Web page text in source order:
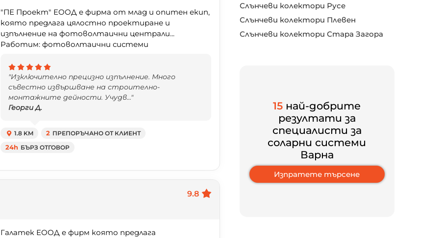
"ПЕ Проект" ЕООД е фирма от млад и опитен екип,
която предлага цялостно проектиране и
изпълнение на фотоволтаични централи...
Работим: фотоволтаични системи
"Изключително прецизно изпълнение. Много
съвестно извършване на строително-
монтажните дейности. Учудв..."
Георги Д.
1.8 KM 2 ПРЕПОРЪЧАНО ОТ КЛИЕНТ
24h БЪРЗ ОТГОВОР
9.8
Галатек ЕООД е фирм която предлага
Слънчеви колектори Русе
Слънчеви колектори Плевен
Слънчеви колектори Стара Загора
15 най-добрите
резултати за
специалисти за
соларни системи
Варна